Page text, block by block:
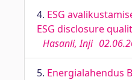
4. ESG
ESG disclosure
Hasanli, Inji
5. Energialahendus